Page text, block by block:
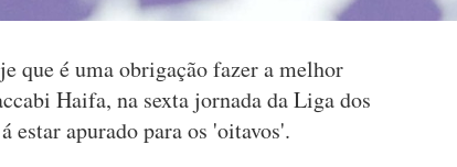
que é uma obrigação fazer a melhor
Haifa, na sexta jornada da Liga dos
estar apurado para os 'oitavos'.